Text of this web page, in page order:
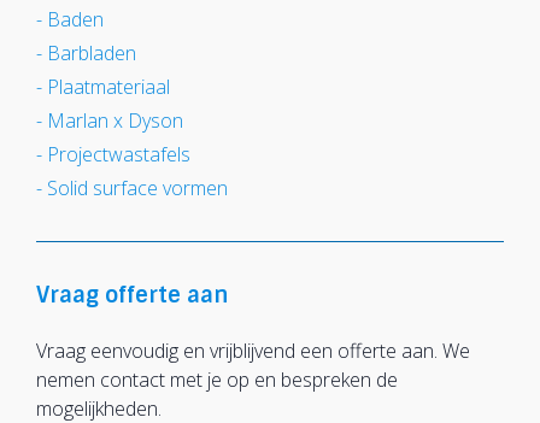
Baden
Barbladen
Plaatmateriaal
Marlan x Dyson
Projectwastafels
Solid surface vormen
Vraag offerte aan
Vraag eenvoudig en vrijblijvend een offerte aan. We
nemen contact met je op en bespreken de
mogelijkheden.